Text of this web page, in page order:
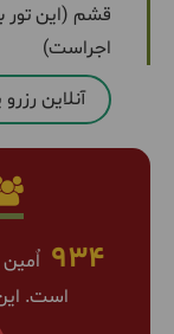
اجراست)
آنلاین
934 اٌمین
است.